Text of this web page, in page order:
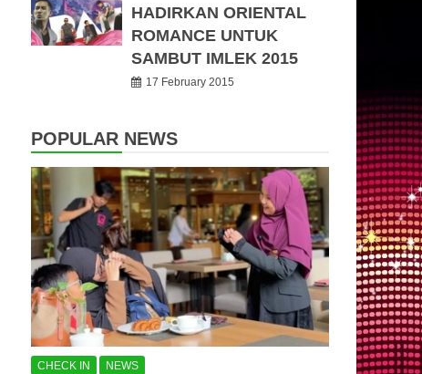
HADIRKAN ORIENTAL
ROMANCE UNTUK
SAMBUT IMLEK 2015
17 February 2015
POPULAR NEWS
CHECK IN NEWS